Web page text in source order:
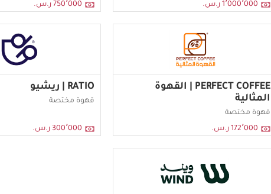
1٬000٬000 ر.س. 750٬000 ر.س.
PERFECT COFFEE | القهوة
المثالية
قهوة مختصة
172٬000 ر.س.
RATIO | ريشيو
قهوة مختصة
300٬000 ر.س.